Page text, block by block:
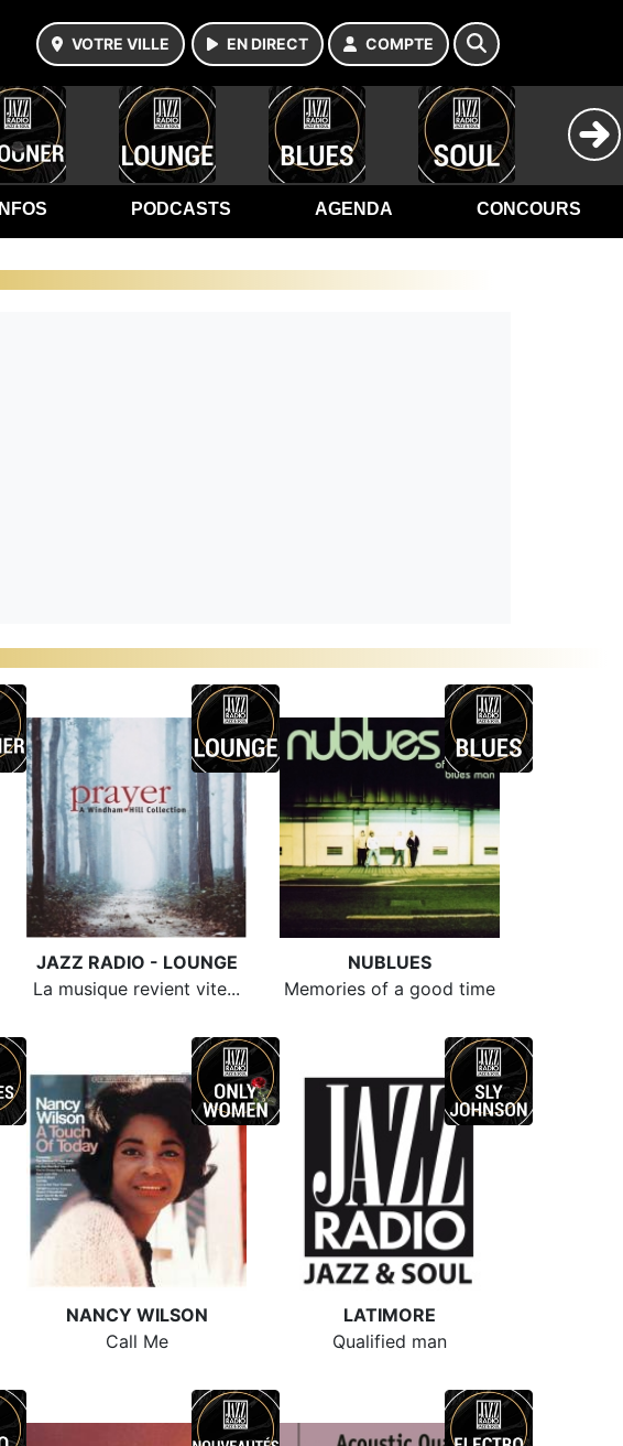
VOTRE VILLE EN DIRECT COMPTE
INFOS PODCASTS AGENDA CONCOURS
JAZZ RADIO - LOUNGE
La musique revient vite...
NUBLUES
Memories of a good time
NANCY WILSON
Call Me
LATIMORE
Qualified man